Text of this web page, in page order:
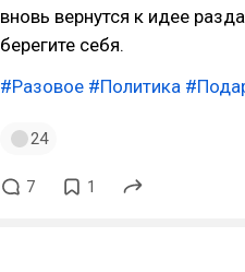
вновь вернутся к идее
берегите себя.
#Разовое #Политика
24
7 1